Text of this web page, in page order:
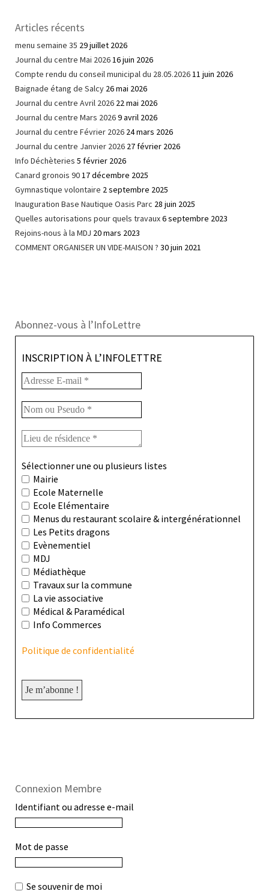
Articles récents
menu semaine 35 29 juillet 2026
Journal du centre Mai 202616 juin 2026
Compte rendu du conseil municipal du 28.05.202611 juin 2026
Baignade étang de Salcy 26 mai 2026
Journal du centre Avril 2026 22 mai 2026
Journal du centre Mars 20269 avril 2026
Journal du centre Février 2026 24 mars 2026
Journal du centre Janvier 2026 27 février 2026
Info Déchèteries 5 février 2026
Canard gronois 9017 décembre 2025
Gymnastique volontaire 2 septembre 2025
Inauguration Base Nautique Oasis Parc 28 juin 2025
Quelles autorisations pour quels travaux6 septembre 2023
Rejoins-nous à la MDJ 20 mars 2023
COMMENT ORGANISER UN VIDE-MAISON ? 30 juin 2021
Abonnez-vous à l’InfoLettre
INSCRIPTION À L’INFOLETTRE
Sélectionner une ou plusieurs listes
Mairie
Ecole Maternelle
Ecole Elémentaire
Menus du restaurant scolaire & intergénérationnel
Les Petits dragons
Evènementiel
MDJ
Médiathèque
Travaux sur la commune
La vie associative
Médical & Paramédical
Info Commerces
Politique de confidentialité
Connexion Membre
Identifiant ou adresse e-mail
Mot de passe
Se souvenir de moi